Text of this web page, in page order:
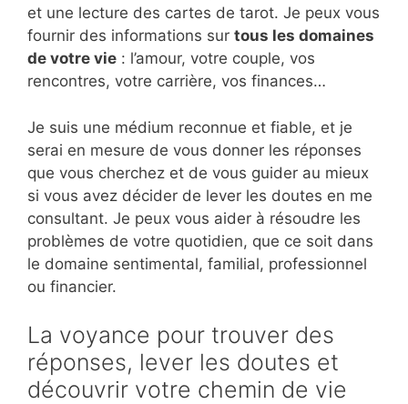
et une lecture des cartes de tarot. Je peux vous
fournir des informations sur tous les domaines
de votre vie : l’amour, votre couple, vos
rencontres, votre carrière, vos finances…
Je suis une médium reconnue et fiable, et je
serai en mesure de vous donner les réponses
que vous cherchez et de vous guider au mieux
si vous avez décider de lever les doutes en me
consultant. Je peux vous aider à résoudre les
problèmes de votre quotidien, que ce soit dans
le domaine sentimental, familial, professionnel
ou financier.
La voyance pour trouver des
réponses, lever les doutes et
découvrir votre chemin de vie